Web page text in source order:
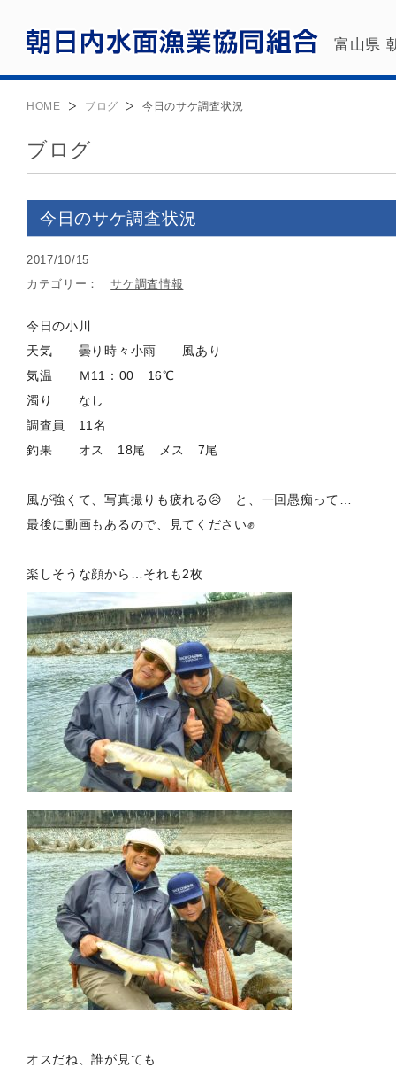
富山県
HOME ブログ 今日のサケ調査状況
ブログ
今日のサケ調査状況
2017/10/15
カテゴリー：
サケ調査情報
今日の小川
天気 曇り時々小雨 風あり
気温 Ｍ11：00 16℃
濁り なし
調査員 11名
釣果 オス 18尾 メス 7尾
風が強くて、写真撮りも疲れる😥 と、一回愚痴って…
最後に動画もあるので、見てください✊
楽しそうな顔から…それも2枚
オスだね、誰が見ても